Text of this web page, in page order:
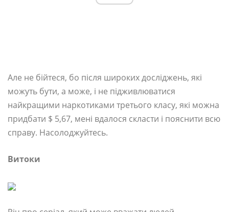
Але не бійтеся, бо після широких досліджень, які
можуть бути, а може, і не підживлюватися
найкращими наркотиками третього класу, які можна
придбати $ 5,67, мені вдалося скласти і пояснити всю
справу. Насолоджуйтесь.
Витоки